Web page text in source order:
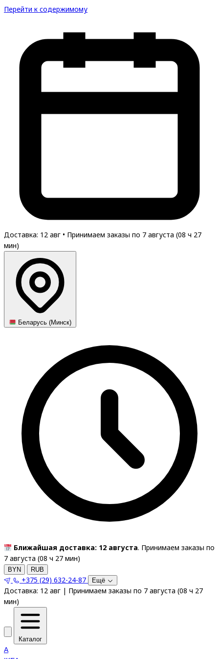
Перейти к содержимому
Доставка: 12 авг • Принимаем заказы по 7 августа (08 ч 26
мин)
Беларусь (Минск)
Ближайшая доставка: 12 августа. Принимаем заказы по
7 августа (08 ч 26 мин)
BYN RUB
+375 (29) 632-24-87 Ещё
Доставка: 12 авг | Принимаем заказы по 7 августа (08 ч 26
мин)
Каталог
A